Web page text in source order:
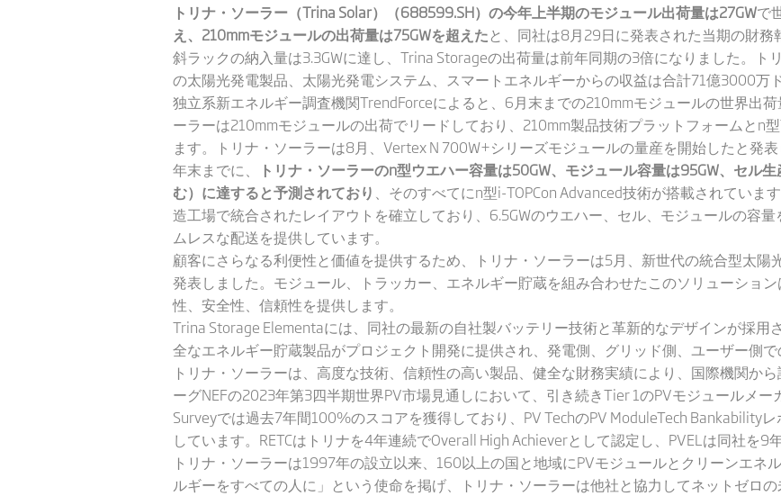
トリナ・ソーラー（Trina Solar）（688599.SH）の今年上半期のモジュール出荷量は27GWで
え、210mmモジュールの出荷量は75GWを超えたと、同社は8月29日に発表された当期の財
斜ラックの納入量は3.3GWに達し、Trina Storageの出荷量は前年同期の3倍になりました。
の太陽光発電製品、太陽光発電システム、スマートエネルギーからの収益は合計71億3000万ド
独立系新エネルギー調査機関TrendForceによると、6月末までの210mmモジュールの世界出
ーラーは210mmモジュールの出荷でリードしており、210mm製品技術プラットフォームとn
ます。トリナ・ソーラーは8月、Vertex N 700W+シリーズモジュールの量産を開始したと発表
年末までに、
トリナ・ソーラーのn型ウエハー容量は50GW、モジュール容量は95GW、セル
む）に達すると予測されており 、そのすべてにn型i-TOPCon Advanced技術が搭載されていま
造工場で統合されたレイアウトを確立しており、6.5GWのウエハー、セル、モジュールの容
ムレスな配送を提供しています。
顧客にさらなる利便性と価値を提供するため、トリナ・ソーラーは5月、新世代の統合型太陽
発表しました。モジュール、トラッカー、エネルギー貯蔵を組み合わせたこのソリューショ
性、安全性、信頼性を提供します。
Trina Storage Elementaには、同社の最新の自社製バッテリー技術と革新的なデザインが採用
全なエネルギー貯蔵製品がプロジェクト開発に提供され、発電側、グリッド側、ユーザー側で
トリナ・ソーラーは、高度な技術、信頼性の高い製品、健全な財務実績により、国際機関か
ーグNEFの2023年第3四半期世界PV市場見通しにおいて、引き続きTier 1のPVモジュールメ
Surveyでは過去7年間100%のスコアを獲得しており、PV TechのPV ModuleTech Bankability
しています。RETCはトリナを4年連続でOverall High Achieverとして認定し、PVELは同社を9
トリナ・ソーラーは1997年の設立以来、160以上の国と地域にPVモジュールとクリーンエネ
ルギーをすべての人に」という使命を掲げ、トリナ・ソーラーは他社と協力してネットゼロの